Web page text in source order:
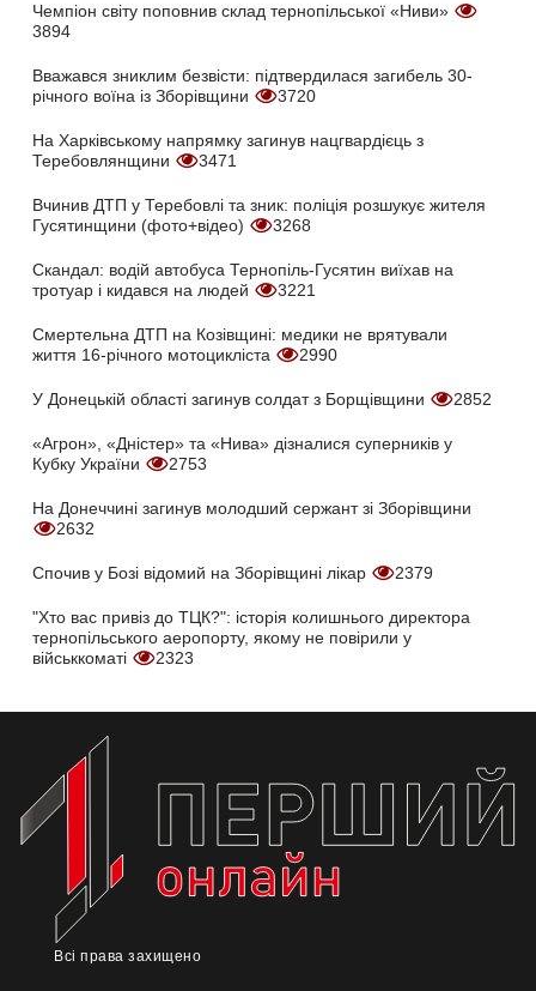
Чемпіон світу поповнив склад тернопільської «Ниви»
3894
Вважався зниклим безвісти: підтвердилася загибель 30-
річного воїна із Зборівщини
3720
На Харківському напрямку загинув нацгвардієць з
Теребовлянщини
3471
Вчинив ДТП у Теребовлі та зник: поліція розшукує жителя
Гусятинщини (фото+відео)
3268
Скандал: водій автобуса Тернопіль-Гусятин виїхав на
тротуар і кидався на людей
3221
Смертельна ДТП на Козівщині: медики не врятували
життя 16-річного мотоцикліста
2990
У Донецькій області загинув солдат з Борщівщини 2852
«Агрон», «Дністер» та «Нива» дізналися суперників у
Кубку України
2753
На Донеччині загинув молодший сержант зі Зборівщини
2632
Спочив у Бозі відомий на Зборівщині лікар 2379
"Хто вас привіз до ТЦК?": історія колишнього директора
тернопільського аеропорту, якому не повірили у
військкоматі
2323
Всі права захищено